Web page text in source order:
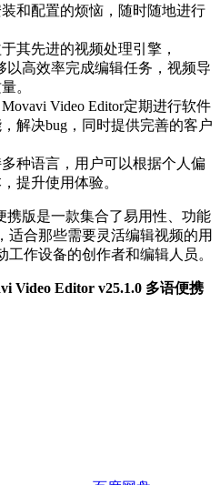
和配置的烦恼，随时随地进行
于其先进的视频处理引擎，
以高效率完成编辑任务，视频导
。
Video Editor定期进行软件
解决bug，同时提供完善的客户
种语言，用户可以根据个人偏
提升使用体验。
携版是一款集合了易用性、功能
适合那些需要灵活编辑视频的用
工作设备的创作者和编辑人员。
Video Editor v25.1.0 多语便携